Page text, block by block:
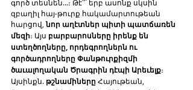
գործ տեսնեն…։ Թէ՞՝ երբ ասոնք սկսին
զբաղիլ հայ-թուրք հակամարտութեան
հարցով, նոր աղէտներ պիտի պատճառեն
մեզի։ Այս բարբարոսները իրենք են
ստեղծողները, որդեգրողներն ու
գործադրողները Փանթուրքիզմի
ծաւալողական Ծրագրին դէպի Արեւելք։
Այսինքն. թշնամիները Հայութեան,